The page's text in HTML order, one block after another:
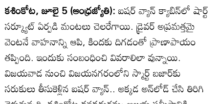
కశింకోట, జూలై 5 (ఆంధ్రజ్యోతి):ఐషర్‌ వ్యాన్‌ క్యాబిన్‌లో షార్ట్‌
సర్క్యూట్‌ ఏర్పడి మంటలు చెలరేగాయి. డ్రైవర్‌ అప్రమత్తమై
వెంటనే వాహనాన్ని ఆపి, కిందకు దిగడంతో ప్రాణాపాయం
తప్పింది. ఇందుకు సంబంధించి వివరాలిలా వున్నాయి.
విజయవాడ నుంచి విజయనగరంలోని స్మార్ట్‌ బజార్‌కు
సరుకులు తీసుకెళ్లిన ఐషర్‌ వ్యాన్‌.. అక్కడ అన్‌లోడ్‌ చేసి తిరిగి